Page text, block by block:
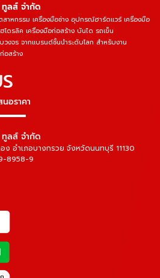
ลส์ จำกัด
สาหกรรม เครื่องมือช่าง อุปกรณ์ฮาร์ดแวร์ เครื่องมือ
โดรลิค เครื่องมือก่อสร้าง บันได รถเข็น
งจร จากแบรนด์ชั้นนำระดับโลก สำหรับงาน
อสร้าง
อราคา
ลส์ จำกัด
อำเภอบางกรวย จังหวัดนนทบุรี 11130
8958-9